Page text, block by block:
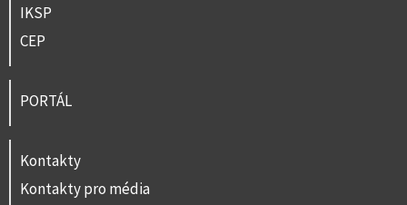
IKSP
CEP
PORTÁL
Kontakty
Kontakty pro média